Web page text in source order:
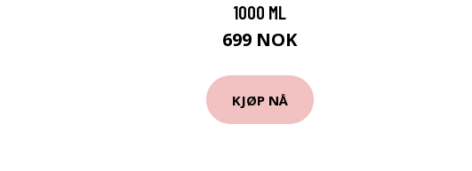
1000 ML
699 NOK
KJØP NÅ